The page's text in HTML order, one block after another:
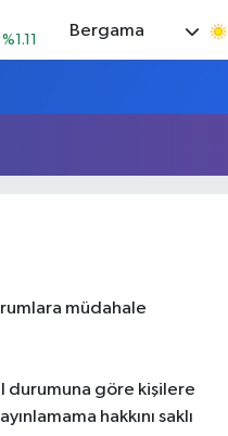
%1.11
Bergama
müdahale
durumuna göre kişilere
hakkını saklı